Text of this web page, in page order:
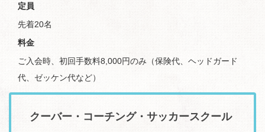
定員
先着20名
料金
ご入会時、初回手数料8,000円のみ（保険代、ヘッドガード
代、ゼッケン代など）
クーバー・コーチング・サッカースクール